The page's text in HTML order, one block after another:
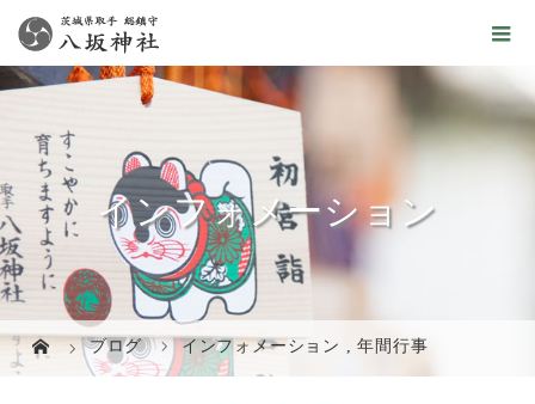
インフォメーション
ブログ インフォメーション ,年間行事